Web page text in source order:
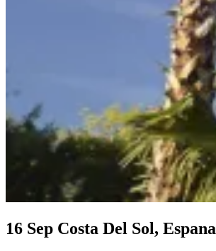
16 Sep Costa Del Sol, Espana